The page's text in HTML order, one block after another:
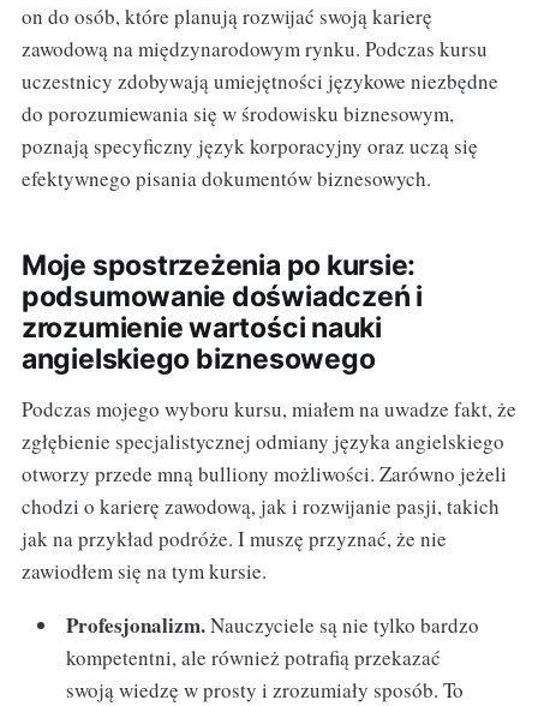
on do osób, które planują rozwijać swoją karierę
zawodową na międzynarodowym rynku. Podczas kursu
uczestnicy zdobywają umiejętności językowe niezbędne
do porozumiewania się w środowisku biznesowym,
poznają specyficzny język korporacyjny oraz uczą się
efektywnego pisania dokumentów biznesowych.
Moje spostrzeżenia po kursie:
podsumowanie doświadczeń i
zrozumienie wartości nauki
angielskiego biznesowego
Podczas mojego wyboru kursu, miałem na uwadze fakt, że
zgłębienie specjalistycznej odmiany języka angielskiego
otworzy przede mną bulliony możliwości. Zarówno jeżeli
chodzi o karierę zawodową, jak i rozwijanie pasji, takich
jak na przykład podróże. I muszę przyznać, że nie
zawiodłem się na tym kursie.
Profesjonalizm.Nauczyciele są nie tylko bardzo
kompetentni, ale również potrafią przekazać
swoją wiedzę w prosty i zrozumiały sposób. To